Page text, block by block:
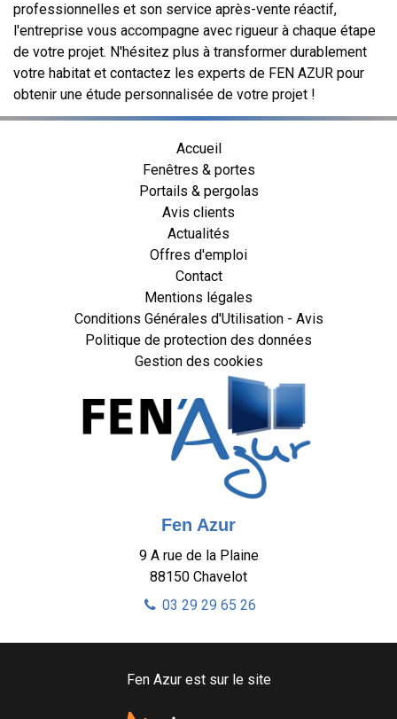
professionnelles et son service après-vente réactif,
l'entreprise vous accompagne avec rigueur à chaque étape
de votre projet. N'hésitez plus à transformer durablement
votre habitat et contactez les experts de FEN AZUR pour
obtenir une étude personnalisée de votre projet !
Accueil
Fenêtres & portes
Portails & pergolas
Avis clients
Actualités
Offres d'emploi
Contact
Mentions légales
Conditions Générales d'Utilisation - Avis
Politique de protection des données
Gestion des cookies
Fen Azur
9 A rue de la Plaine
88150 Chavelot
03 29 29 65 26
Fen Azur est sur le site